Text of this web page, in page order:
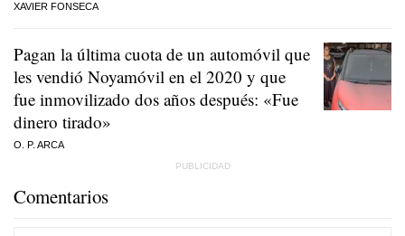
XAVIER FONSECA
Pagan la última cuota de un automóvil que
les vendió Noyamóvil en el 2020 y que
fue inmovilizado dos años después: «Fue
dinero tirado»
O. P. ARCA
Comentarios